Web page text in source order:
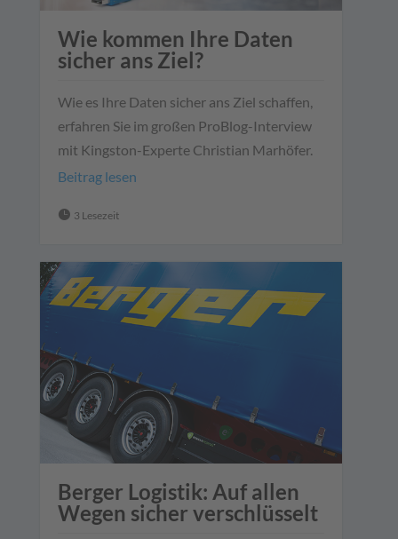
Wie kommen Ihre Daten
sicher ans Ziel?
Wie es Ihre Daten sicher ans Ziel schaffen,
erfahren Sie im großen ProBlog-Interview
mit Kingston-Experte Christian Marhöfer.
Beitrag lesen
 3 Lesezeit
Berger Logistik: Auf allen
Wegen sicher verschlüsselt